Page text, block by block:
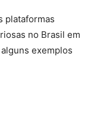
plataformas
no Brasil em
exemplos